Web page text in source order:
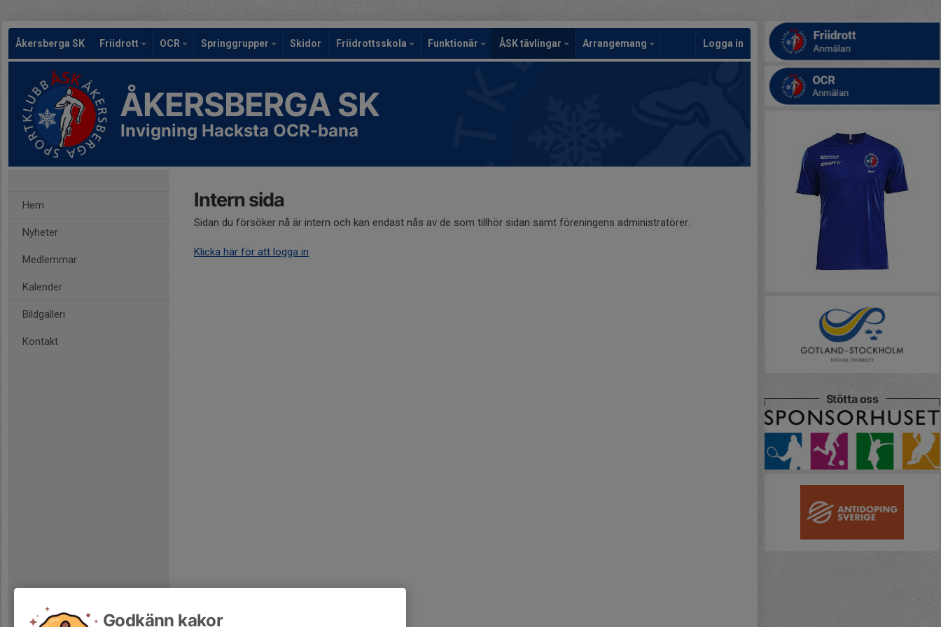
Åkersberga SK Friidrott OCR Springgrupper Skidor Friidrottsskola Funktionär ÅSK tävlingar Arrangemang Logga in
ÅKERSBERGA SK
Invigning Hacksta OCR-bana
Hem
Nyheter
Medlemmar
Kalender
Bildgalleri
Kontakt
Intern sida
Sidan du försöker nå är intern och kan endast nås av de som tillhör sidan samt föreningens administratörer.
Klicka här för att logga in
Stötta oss
Godkänn kakor